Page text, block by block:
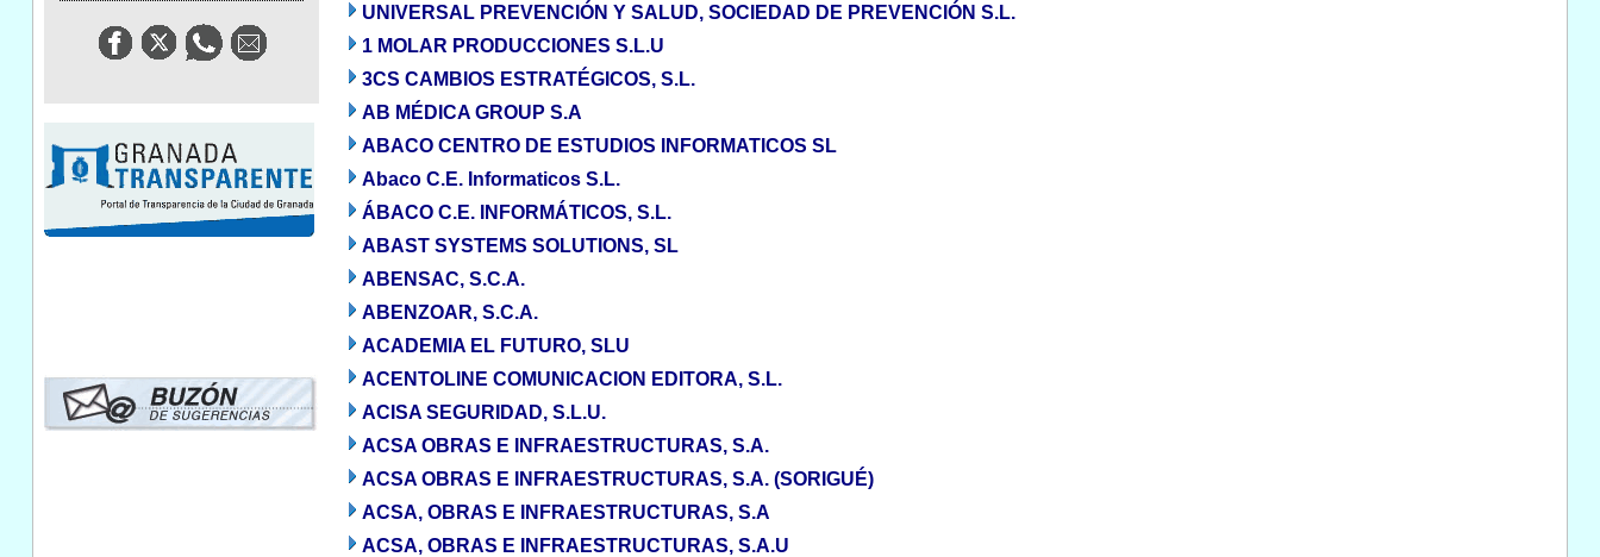
UNIVERSAL PREVENCIÓN Y SALUD, SOCIEDAD DE PREVENCIÓN S.L.
1 MOLAR PRODUCCIONES S.L.U
3CS CAMBIOS ESTRATÉGICOS, S.L.
AB MÉDICA GROUP S.A
ABACO CENTRO DE ESTUDIOS INFORMATICOS SL
Abaco C.E. Informaticos S.L.
ÁBACO C.E. INFORMÁTICOS, S.L.
ABAST SYSTEMS SOLUTIONS, SL
ABENSAC, S.C.A.
ABENZOAR, S.C.A.
ACADEMIA EL FUTURO, SLU
ACENTOLINE COMUNICACION EDITORA, S.L.
ACISA SEGURIDAD, S.L.U.
ACSA OBRAS E INFRAESTRUCTURAS, S.A.
ACSA OBRAS E INFRAESTRUCTURAS, S.A. (SORIGUÉ)
ACSA, OBRAS E INFRAESTRUCTURAS, S.A
ACSA, OBRAS E INFRAESTRUCTURAS, S.A.U